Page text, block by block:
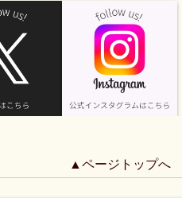
▲ページトップへ